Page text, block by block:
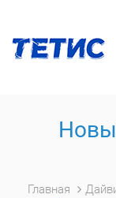
Главная